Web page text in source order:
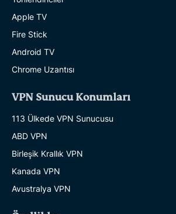
Apple TV
Fire Stick
Android TV
Chrome Uzantısı
VPN Sunucu Konumları
113 Ülkede VPN Sunucusu
ABD VPN
Birleşik Krallık VPN
Kanada VPN
Avustralya VPN